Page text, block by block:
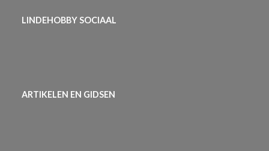
LINDEHOBBY SOCIAAL
ARTIKELEN EN GIDSEN